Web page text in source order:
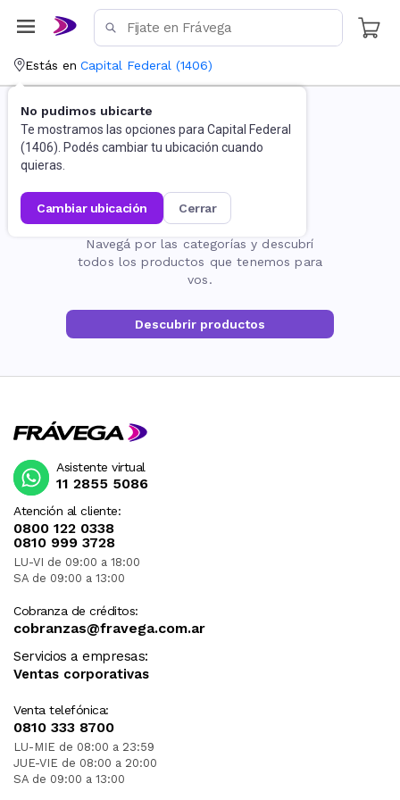
Estás en Capital Federal (1406)
No pudimos ubicarte
Te mostramos las opciones para Capital Federal
(1406). Podés cambiar tu ubicación cuando
quieras.
cambiar ubicación cerrar
La página no existe
Navegá por las categorías y descubrí
todos los productos que tenemos para
vos.
Descubrir productos
Atención al cliente:
0800 122 0338
0810 999 3728
LU-VI de 09:00 a 18:00
SA de 09:00 a 13:00
Cobranza de créditos:
cobranzas@fravega.com.ar
Servicios a empresas:
Ventas corporativas
Venta telefónica:
0810 333 8700
LU-MIE de 08:00 a 23:59
JUE-VIE de 08:00 a 20:00
SA de 09:00 a 13:00
Asistente virtual
11 2855 5086